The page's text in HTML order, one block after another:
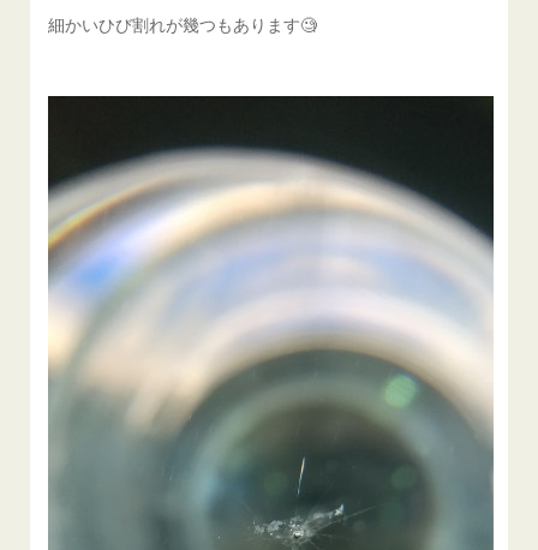
細かいひび割れが幾つもあります🧐